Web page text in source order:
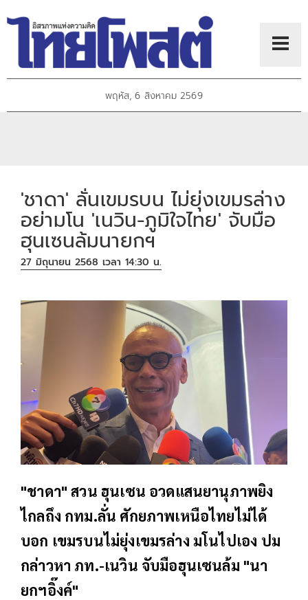
พฤหัส, 6 สิงหาคม 2569
'ชาดา' ลั่นเขมรบน ไม่ยุ่งเขมรล่าง
อย่ามโน 'เนวิน-ภูมิใจไทย' จับมือ
ฮุนเซนล้มนายกฯ
27 มิถุนายน 2568 เวลา 14:30 น.
"ชาดา" สวน ฮุนเซน อวดแสนยานุภาพยิง
ไกลถึง กทม.ลั่น ศักยภาพเหนือไทยไม่ได้
บอก เขมรบนไม่ยุ่งเขมรล่าง มโนไปเอง ปม
กล่าวหา ภท.-เนวิน จับมือฮุนเซนล้ม "นา
ยกฯอิ๊งค์"